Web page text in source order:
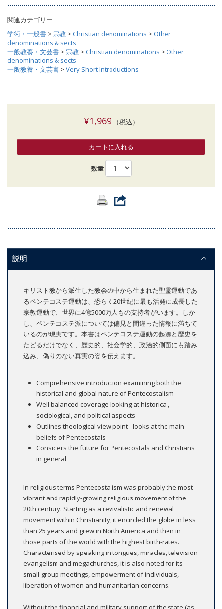
関連カテゴリー
学術・一般書 > 宗教 > Christian denominations > Other
denominations & sects
一般教養・文芸書 > 宗教 > Christian denominations > Other
denominations & sects
一般教養・文芸書 > Very Short Introductions
¥1,969（税込）
カートに入れる
数量
説明
キリスト教から派生した教会の中から生まれた聖霊運動であ
るペンテコステ運動は、恐らく20世紀に最も活発に成長した
宗教運動で、世界に4億5000万人もの支持者がいます。しか
し、ペンテコステ派については偏見と間違った情報に満ちて
いるのが現実です。本書はペンテコステ運動の起源と歴史を
たどるだけでなく、歴史的、社会学的、政治的側面にも踏み
込み、偽りのない真実の姿を伝えます。
Comprehensive introduction examining both the
historical and global nature of Pentecostalism
Well balanced coverage looking at historical,
sociological, and political aspects
Outlines theological view point - looks at the main
beliefs of Pentecostals
Considers the future for Pentecostals and Christians
in general
In religious terms Pentecostalism was probably the most
vibrant and rapidly-growing religious movement of the
20th century. Starting as a revivalistic and renewal
movement within Christianity, it encircled the globe in less
than 25 years and grew in North America and then in
those parts of the world with the highest birth-rates.
Characterised by speaking in tongues, miracles, television
evangelism and megachurches, it is also noted for its
small-group meetings, empowerment of individuals,
liberation of women and humanitarian concerns.
Without the financial and military support of the state (as